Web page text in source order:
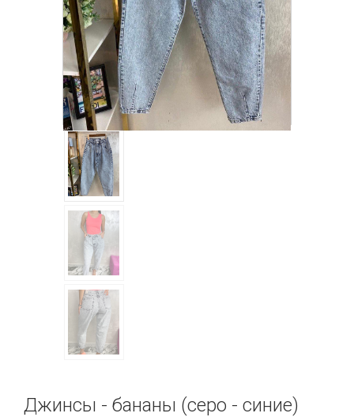
Джинсы - бананы (серо - синие)